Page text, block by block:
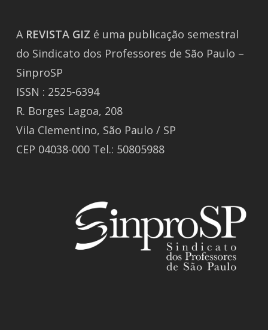
A REVISTA GIZ é uma publicação semestral
do Sindicato dos Professores de São Paulo –
SinproSP
ISSN : 2525-6394
R. Borges Lagoa, 208
Vila Clementino, São Paulo / SP
CEP 04038-000 Tel.: 50805988